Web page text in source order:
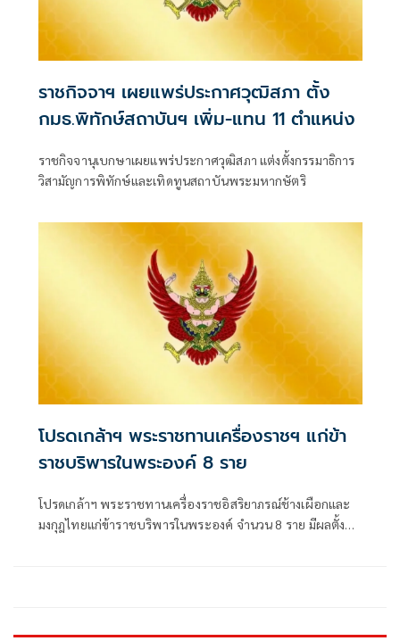
ราชกิจจาฯ เผยแพร่ประกาศวุฒิสภา ตั้ง
กมธ.พิทักษ์สถาบันฯ เพิ่ม-แทน 11 ตำแหน่ง
ราชกิจจานุเบกษาเผยแพร่ประกาศวุฒิสภา แต่งตั้งกรรมาธิการ
วิสามัญการพิทักษ์และเทิดทูนสถาบันพระมหากษัตริ
โปรดเกล้าฯ พระราชทานเครื่องราชฯ แก่ข้า
ราชบริพารในพระองค์ 8 ราย
โปรดเกล้าฯ พระราชทานเครื่องราชอิสริยาภรณ์ช้างเผือกและ
มงกุฎไทยแก่ข้าราชบริพารในพระองค์ จำนวน 8 ราย มีผลตั้งแต่